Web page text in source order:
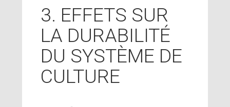
3. EFFETS SUR
LA DURABILITÉ
DU SYSTÈME DE
CULTURE